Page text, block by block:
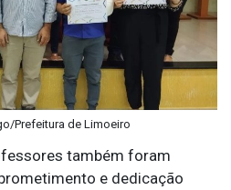
Prefeitura de Limoeiro
também foram
e dedicação